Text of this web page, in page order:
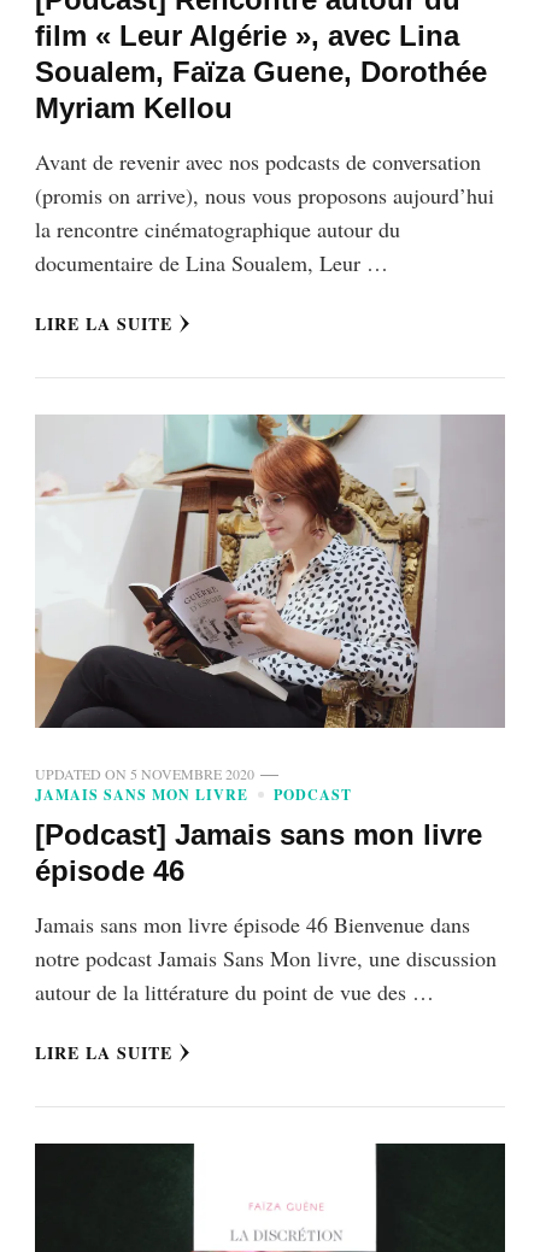
film « Leur Algérie », avec Lina
Soualem, Faïza Guene, Dorothée
Myriam Kellou
Avant de revenir avec nos podcasts de conversation
(promis on arrive), nous vous proposons aujourd’hui
la rencontre cinématographique autour du
documentaire de Lina Soualem, Leur …
LIRE LA SUITE
UPDATED ON 5 NOVEMBRE 2020
JAMAIS SANS MON LIVRE PODCAST
[Podcast] Jamais sans mon livre
épisode 46
Jamais sans mon livre épisode 46 Bienvenue dans
notre podcast Jamais Sans Mon livre, une discussion
autour de la littérature du point de vue des …
LIRE LA SUITE